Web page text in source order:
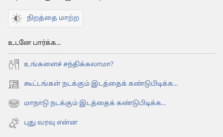
நிறத்தை மாற்ற
உடனே பார்க்க...
உங்களைச் சந்திக்கலாமா?
கூட்டங்கள் நடக்கும் இடத்தைக் கண்டுபிடிக்க...
(opens
new மாநாடு நடக்கும் இடத்தைக் கண்டுபிடிக்க...
(opens
new
window)
புது வரவு என்ன